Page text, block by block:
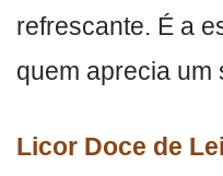
refrescante. É a
quem aprecia um
Licor Doce de